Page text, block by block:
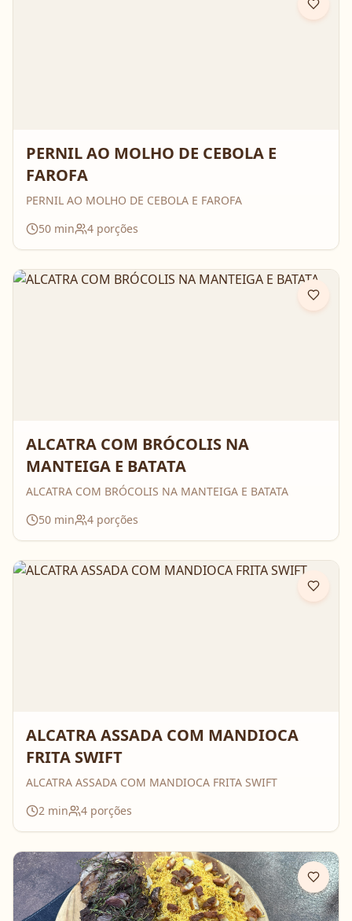
PERNIL AO MOLHO DE CEBOLA E
FAROFA
PERNIL AO MOLHO DE CEBOLA E FAROFA
50 min 4 porções
ALCATRA COM BRÓCOLIS NA
MANTEIGA E BATATA
ALCATRA COM BRÓCOLIS NA MANTEIGA E BATATA
50 min 4 porções
ALCATRA ASSADA COM MANDIOCA
FRITA SWIFT
ALCATRA ASSADA COM MANDIOCA FRITA SWIFT
2 min 4 porções